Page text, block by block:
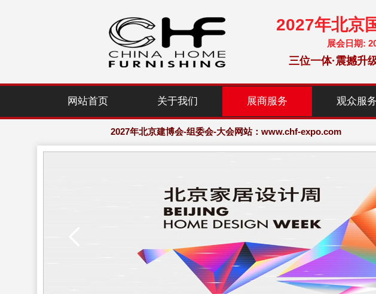
2027年北京
展会日期:
三位一体·震撼升
网站首页 关于我们 展商服务 观众服务
2027年北京建博会-组委会-大会网站：www.chf-expo.com
2027年北京建博会-组委会-大会网站：www.chf-expo.com
欢迎访问·2027年北京国际家居产业博览会·大会网站